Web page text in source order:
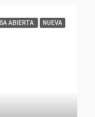
ABIERTA NUEVA